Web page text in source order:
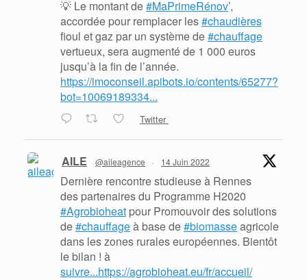
💡 Le montant de#MaPrimeRénov’,
accordée pour remplacer les#chaudières
fioul et gaz par un système de#chauffage
vertueux, sera augmenté de 1 000 euros
jusqu’à la fin de l’année.
https://imoconseil.apibots.io/contents/65277?
bot=10069189334...
Twitter
AILE @aileagence · 14 Juin 2022
Dernière rencontre studieuse à Rennes
des partenaires du Programme H2020
#Agrobioheat pour Promouvoir des solutions
de#chauffageà base de#biomasseagricole
dans les zones rurales européennes. Bientôt
le bilan ! à
suivre...https://agrobioheat.eu/fr/accueil/